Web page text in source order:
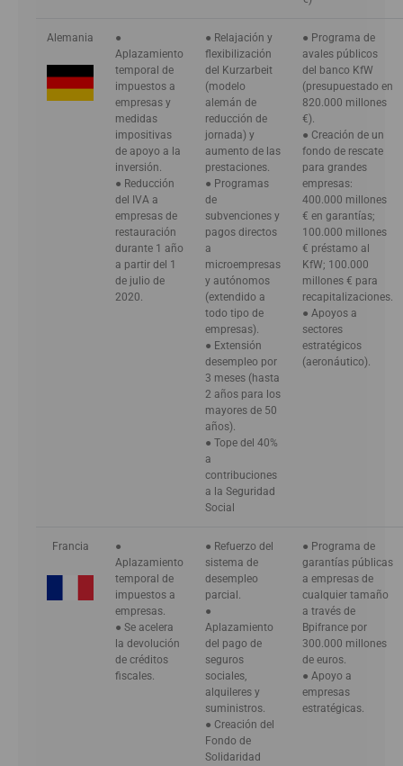
Alemania
●
Aplazamiento
temporal de
impuestos a
empresas y
medidas
impositivas
de apoyo a la
inversión.
● Reducción
del IVA a
empresas de
restauración
durante 1 año
a partir del 1
de julio de
2020.
● Relajación y
flexibilización
del Kurzarbeit
(modelo
alemán de
reducción de
jornada) y
aumento de las
prestaciones.
● Programas
de
subvenciones y
pagos directos
a
microempresas
y autónomos
(extendido a
todo tipo de
empresas).
● Extensión
desempleo por
3 meses (hasta
2 años para los
mayores de 50
años).
● Tope del 40%
a
contribuciones
a la Seguridad
Social
● Programa de
avales públicos
del banco KfW
(presupuestado en
820.000 millones
€).
● Creación de un
fondo de rescate
para grandes
empresas:
400.000 millones
€ en garantías;
100.000 millones
€ préstamo al
KfW; 100.000
millones € para
recapitalizaciones.
● Apoyos a
sectores
estratégicos
(aeronáutico).
Francia
●
Aplazamiento
temporal de
impuestos a
empresas.
● Se acelera
la devolución
de créditos
fiscales.
● Refuerzo del
sistema de
desempleo
parcial.
●
Aplazamiento
del pago de
seguros
sociales,
alquileres y
suministros.
● Creación del
Fondo de
Solidaridad
● Programa de
garantías públicas
a empresas de
cualquier tamaño
a través de
Bpifrance por
300.000 millones
de euros.
● Apoyo a
empresas
estratégicas.